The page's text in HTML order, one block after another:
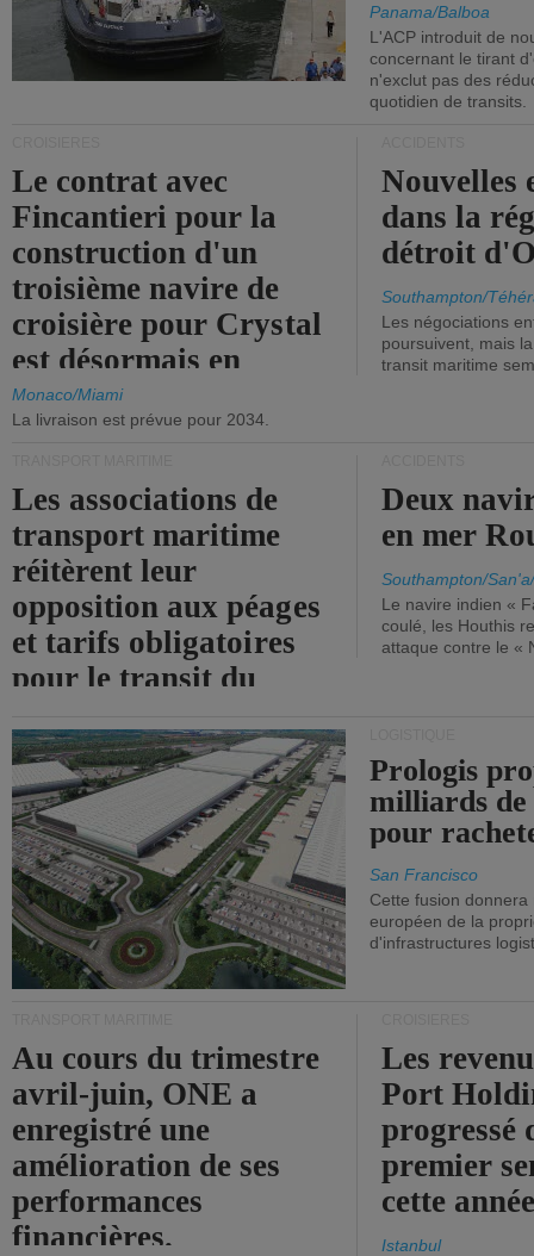
Panama/Balboa
L'ACP introduit de
concernant le tirant
n'exclut pas des
quotidien de transits.
Le contrat avec
Fincantieri pour la
construction d'un
troisième navire de
croisière pour Crystal
est désormais en
vigueur.
Monaco/Miami
La livraison est prévue pour 2034.
Nouvelles
dans la
détroit
Southampton/
Les négociations
poursuivent, mais
transit maritime
Les associations de
transport maritime
réitèrent leur
opposition aux péages
et tarifs obligatoires
pour le transit du
Deux
en mer
Southampton/
Le navire indien «
coulé, les Houthis
attaque contre le «
Prologis
milliards
pour
San Francisco
Cette fusion
européen de la
d'infrastructures
Au cours du trimestre
avril-juin, ONE a
enregistré une
amélioration de ses
performances
financières.
Les
Port
progressé
premier
cette
Istanbul